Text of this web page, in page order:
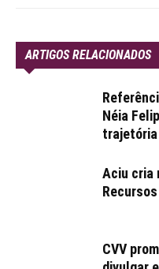
ARTIGOS RELACIONADOS
Néia
trajetória
Aciu cria
CVV